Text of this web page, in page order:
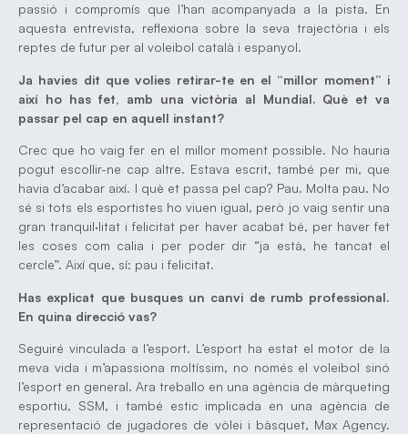
passió i compromís que l’han acompanyada a la pista. En
aquesta entrevista, reflexiona sobre la seva trajectòria i els
reptes de futur per al voleibol català i espanyol.
Ja havies dit que volies retirar-te en el “millor moment” i
així ho has fet, amb una victòria al Mundial. Què et va
passar pel cap en aquell instant?
Crec que ho vaig fer en el millor moment possible. No hauria
pogut escollir-ne cap altre. Estava escrit, també per mi, que
havia d’acabar així. I què et passa pel cap? Pau. Molta pau. No
sé si tots els esportistes ho viuen igual, però jo vaig sentir una
gran tranquil·litat i felicitat per haver acabat bé, per haver fet
les coses com calia i per poder dir “ja està, he tancat el
cercle”. Així que, sí: pau i felicitat.
Has explicat que busques un canvi de rumb professional.
En quina direcció vas?
Seguiré vinculada a l’esport. L’esport ha estat el motor de la
meva vida i m’apassiona moltíssim, no només el voleibol sinó
l’esport en general. Ara treballo en una agència de màrqueting
esportiu, SSM, i també estic implicada en una agència de
representació de jugadores de vòlei i bàsquet, Max Agency.